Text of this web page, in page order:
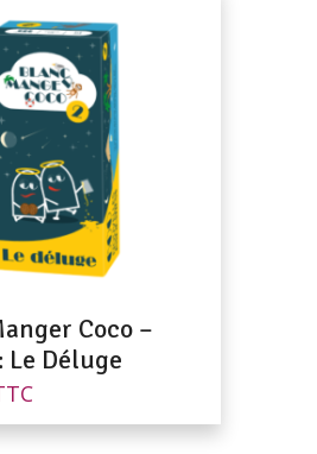
Coco –
Le Déluge